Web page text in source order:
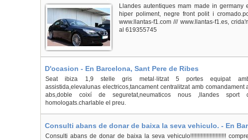
Llandes autentiques mam made in germany
hiper poliment, negre front polit i
www.llantas-f1.com /// www.llantas-f1.es,
al 619355745
D'ocasion - En Barcelona, Sant Pere de Ribes
Seat ibiza 1,9 stelle gris metal·litzat 5 portes equipat amb
assistida,elevalunas electricos,tancament centralitzat amb comandament
abs,doble coixí de seguretat,neumaticos nous ,llandes sport
homologats.charlable el preu.
Consulti abans de donar de baixa la seva vehiculo. - En
Consulti abans de donar de baixa la seva vehiculo!!!!!!!!!!!!!!!!!!!!!!!!